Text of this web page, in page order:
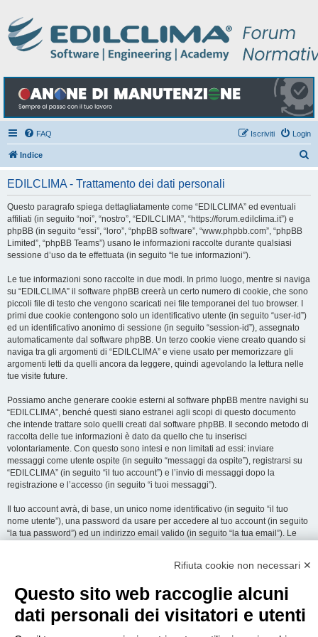
FAQ Login
Iscriviti
Indice
EDILCLIMA - Trattamento dei dati personali
Questo paragrafo spiega dettagliatamente come “EDILCLIMA” ed eventuali
affiliati (in seguito “noi”, “nostro”, “EDILCLIMA”, “https://forum.edilclima.it”) e
phpBB (in seguito “essi”, “loro”, “phpBB software”, “www.phpbb.com”, “phpBB
Limited”, “phpBB Teams”) usano le informazioni raccolte durante qualsiasi
sessione d’uso da te effettuata (in seguito “le tue informazioni”).
Le tue informazioni sono raccolte in due modi. In primo luogo, mentre si naviga
su “EDILCLIMA” il software phpBB creerà un certo numero di cookie, che sono
piccoli file di testo che vengono scaricati nei file temporanei del tuo browser. I
primi due cookie contengono solo un identificativo utente (in seguito “user-id”)
ed un identificativo anonimo di sessione (in seguito “session-id”), assegnato
automaticamente dal software phpBB. Un terzo cookie viene creato quando si
naviga tra gli argomenti di “EDILCLIMA” e viene usato per memorizzare gli
argomenti letti da quelli ancora da leggere, quindi agevolando la lettura nelle
tue visite future.
Possiamo anche generare cookie esterni al software phpBB mentre navighi su
“EDILCLIMA”, benché questi siano estranei agli scopi di questo documento
che intende trattare solo quelli creati dal software phpBB. Il secondo metodo di
raccolta delle tue informazioni è dato da quello che tu inserisci
volontariamente. Con questo sono intesi e non limitati ad essi: inviare
messaggi come utente ospite (in seguito “messaggi da ospite”), registrarsi su
“EDILCLIMA” (in seguito “il tuo account”) e l’invio di messaggi dopo la
registrazione e l’accesso (in seguito “i tuoi messaggi”).
Il tuo account avrà, di base, un unico nome identificativo (in seguito “il tuo
nome utente”), una password da usare per accedere al tuo account (in seguito
“la tua password”) ed un indirizzo email valido (in seguito “la tua email”). Le
alle informazioni di nome utente, password ed indirizzo email richiesti durante
obbligatoria o opzionale, è a totale discrezione di “EDILCLIMA”. In tutti i casi,
hai la possibilità di selezionare quali delle informazioni che hai fornito possano
essere rese pubbliche. All’interno del tuo account, hai facoltà di opt-in o opt-out
Rifiuta cookie non necessari ✕
Questo sito web raccoglie alcuni
dati personali dei visitatori e utenti